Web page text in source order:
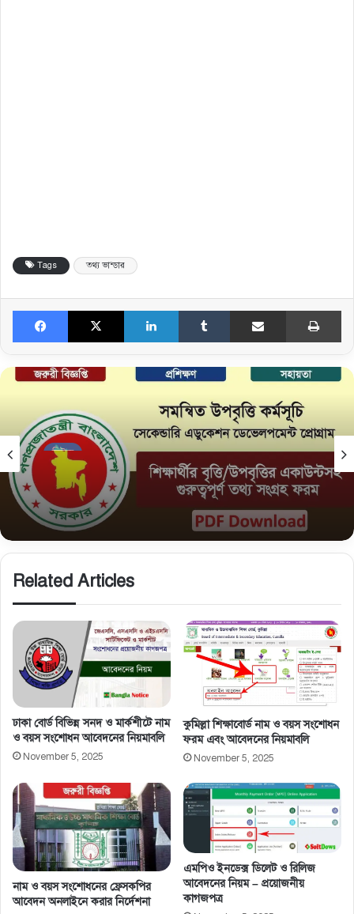
Tags তথ্য ভান্ডার
Facebook X LinkedIn Tumblr Share via Email
নিউজ
February 15, 2026
সমন্বিত উপবৃত্তি তথ্য ফরম: শিক্ষার্থীদের তথ্য এন্ট্রি ফরম
PDF ডাউনলোড
Related Articles
ঢাকা বোর্ড বিভিন্ন সনদ ও মার্কশীটে নাম
ও বয়স সংশোধন আবেদনের নিয়মাবলি
November 5, 2025
কুমিল্লা শিক্ষাবোর্ড নাম ও বয়স সংশোধন
ফরম এবং আবেদনের নিয়মাবলি
November 5, 2025
নাম ও বয়স সংশােধনের ফ্রেসকপির
আবেদন অনলাইনে করার নির্দেশনা
এমপিও ইনডেক্স ডিলেট ও রিলিজ
আবেদনের নিয়ম – প্রয়োজনীয়
কাগজপত্র